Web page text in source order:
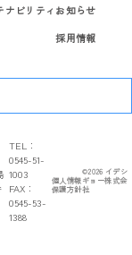
ナビリティ お知らせ
採用情報
TEL：
0545-51-
1003
FAX：
0545-53-
1388
個人情報
保護方針
©2026 イデシ
ギョー株式会
社